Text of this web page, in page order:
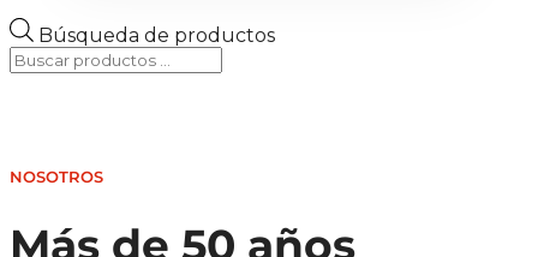
Búsqueda de productos
NOSOTROS
Más de 50 años